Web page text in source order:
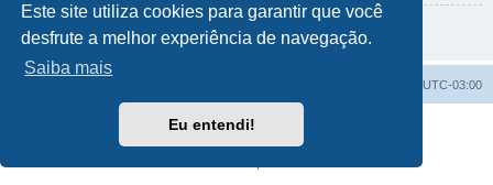
Este site utiliza cookies para garantir que você
desfrute a melhor experiência de navegação.
Saiba mais
Eu entendi!
Registrar
UTC-03:00
phpBB® Forum Software © phpBB Limited
Suporte phpBB